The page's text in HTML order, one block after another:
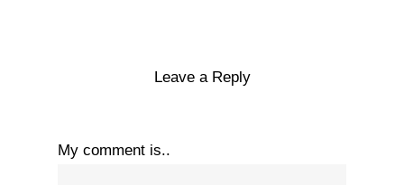
Leave a Reply
My comment is..